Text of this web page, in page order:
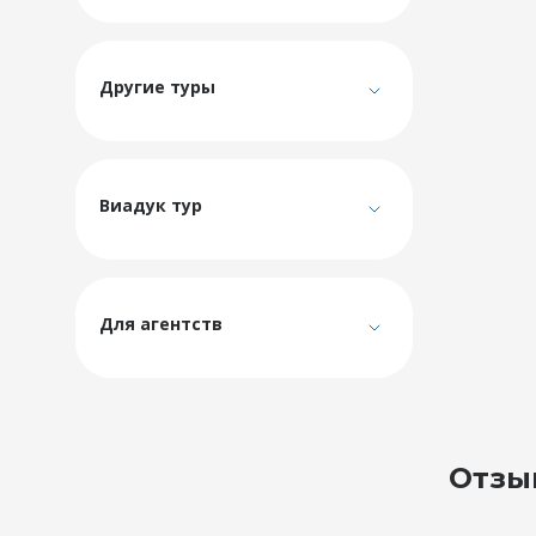
Другие туры
Виадук тур
Для агентств